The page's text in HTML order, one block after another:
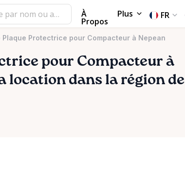
À
Propos
Plus FR
Plaque Protectrice pour Compacteur à Nepean
pour Compacteur à
location dans la région de